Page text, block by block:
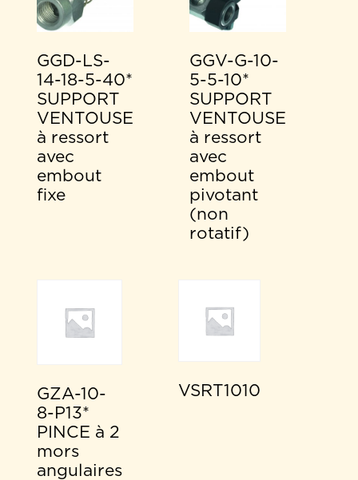
GGD-LS-
14-18-5-40*
SUPPORT
VENTOUSE
à ressort
avec
embout
fixe
GGV-G-10-
5-5-10*
SUPPORT
VENTOUSE
à ressort
avec
embout
pivotant
(non
rotatif)
GZA-10-
8-P13*
PINCE à 2
mors
angulaires
VSRT1010